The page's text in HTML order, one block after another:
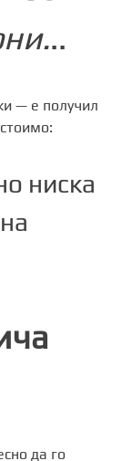
..
— е получил
ниска
да го